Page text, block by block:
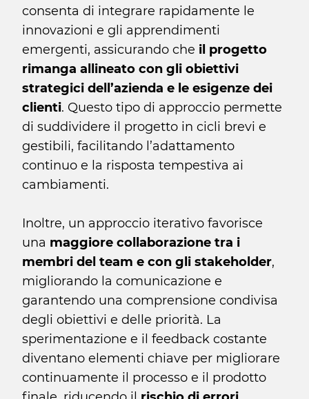
consenta di integrare rapidamente le
innovazioni e gli apprendimenti
emergenti, assicurando che il progetto
rimanga allineato con gli obiettivi
strategici dell’azienda e le esigenze dei
clienti. Questo tipo di approccio permette
di suddividere il progetto in cicli brevi e
gestibili, facilitando l’adattamento
continuo e la risposta tempestiva ai
cambiamenti.
Inoltre, un approccio iterativo favorisce
una maggiore collaborazione tra i
membri del team e con gli stakeholder,
migliorando la comunicazione e
garantendo una comprensione condivisa
degli obiettivi e delle priorità. La
sperimentazione e il feedback costante
diventano elementi chiave per migliorare
continuamente il processo e il prodotto